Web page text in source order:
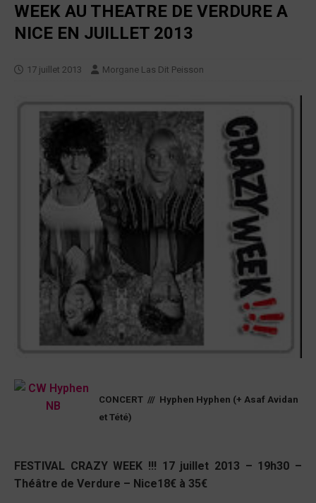
WEEK AU THEATRE DE VERDURE A
NICE EN JUILLET 2013
17 juillet 2013 Morgane Las Dit Peisson
CONCERT /// Hyphen Hyphen (+ Asaf Avidan
et Tété)
FESTIVAL CRAZY WEEK !!! 17 juillet 2013 – 19h30 –
Théâtre de Verdure – Nice18€ à 35€